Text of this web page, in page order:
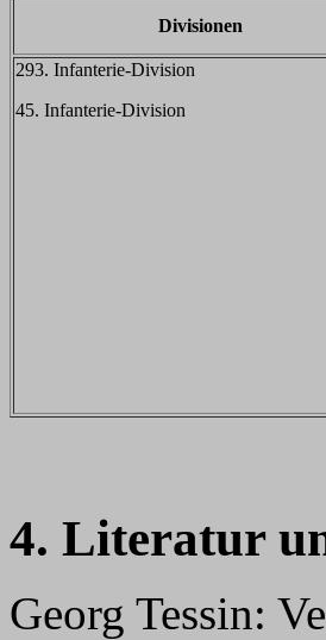
Divisionen
293. Infanterie-Division
45. Infanterie-Division
4. Literatur
Georg Tessin: